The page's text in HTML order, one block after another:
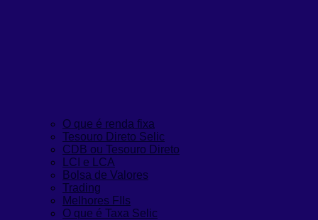
O que é renda fixa
Tesouro Direto Selic
CDB ou Tesouro Direto
LCI e LCA
Bolsa de Valores
Trading
Melhores FIIs
O que é Taxa Selic